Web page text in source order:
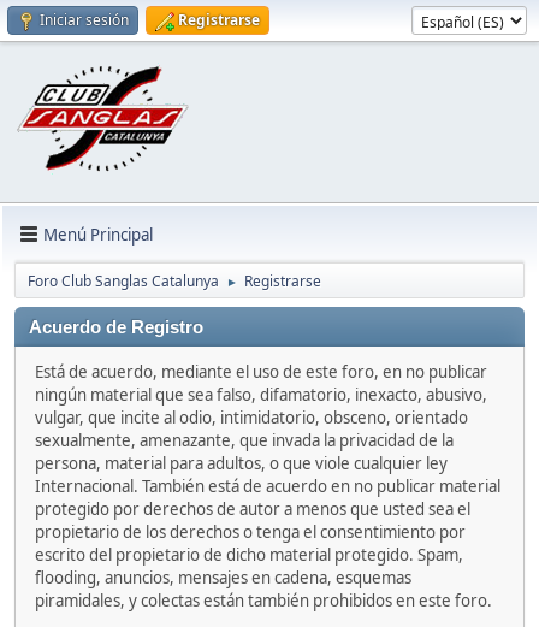
Iniciar sesión Registrarse
Menú Principal
Foro Club Sanglas Catalunya ► Registrarse
Acuerdo de Registro
Está de acuerdo, mediante el uso de este foro, en no publicar
ningún material que sea falso, difamatorio, inexacto, abusivo,
vulgar, que incite al odio, intimidatorio, obsceno, orientado
sexualmente, amenazante, que invada la privacidad de la
persona, material para adultos, o que viole cualquier ley
Internacional. También está de acuerdo en no publicar material
protegido por derechos de autor a menos que usted sea el
propietario de los derechos o tenga el consentimiento por
escrito del propietario de dicho material protegido. Spam,
flooding, anuncios, mensajes en cadena, esquemas
piramidales, y colectas están también prohibidos en este foro.